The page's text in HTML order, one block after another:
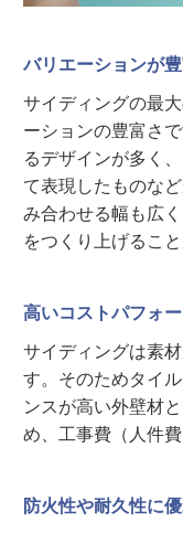
バリエーションが
サイディングの最
ーションの豊富さ
るデザインが多く
て表現したものな
み合わせる幅も広
をつくり上げること
高いコストパフォ
サイディングは素
す。そのためタイ
ンスが高い外壁材
め、工事費（人件
防火性や耐久性に